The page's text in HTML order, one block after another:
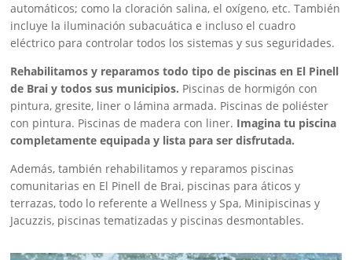
automáticos; como la cloración salina, el oxígeno, etc. También
incluye la iluminación subacuática e incluso el cuadro
eléctrico para controlar todos los sistemas y sus seguridades.
Rehabilitamos y reparamos todo tipo de piscinas en El Pinell
de Brai y todos sus municipios. Piscinas de hormigón con
pintura, gresite, liner o lámina armada. Piscinas de poliéster
con pintura. Piscinas de madera con liner. Imagina tu piscina
completamente equipada y lista para ser disfrutada.
Además, también rehabilitamos y reparamos piscinas
comunitarias en El Pinell de Brai, piscinas para áticos y
terrazas, todo lo referente a Wellness y Spa, Minipiscinas y
Jacuzzis, piscinas tematizadas y piscinas desmontables.